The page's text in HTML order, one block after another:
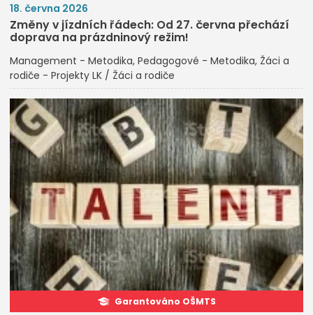
18. června 2026
Změny v jízdních řádech: Od 27. června přechází
doprava na prázdninový režim!
Management - Metodika Pedagogové - Metodika Žáci a
rodiče - Projekty LK / Žáci a rodiče
Garantováno OŠMTS